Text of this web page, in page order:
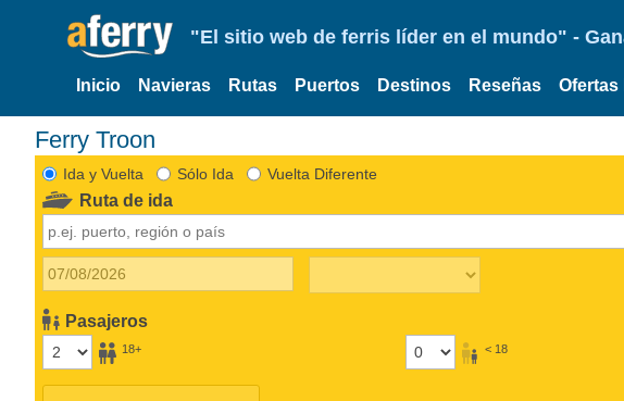
"El sitio web de ferris líder en el mundo" -
Inicio Navieras Rutas Puertos Destinos Reseñas Ofertas
Ferry Troon
Ida y Vuelta Sólo Ida Vuelta Diferente
Ruta de ida
Pasajeros
18+ < 18